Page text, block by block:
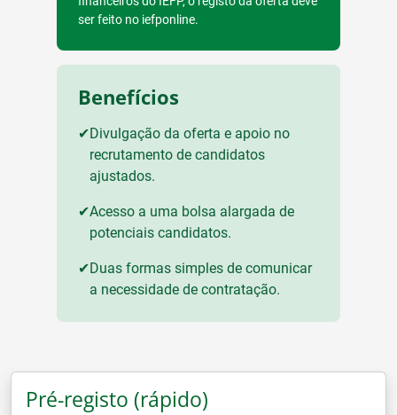
ser feito no iefponline.
Benefícios
✔Divulgação da oferta e apoio no
recrutamento de candidatos
ajustados.
✔Acesso a uma bolsa alargada de
potenciais candidatos.
✔Duas formas simples de comunicar
a necessidade de contratação.
Pré-registo (rápido)